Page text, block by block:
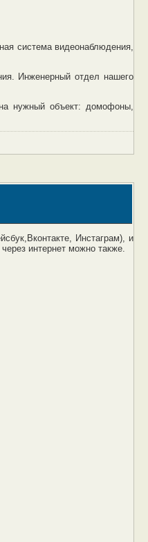
система видеонаблюдения,
Инженерный отдел нашего
нужный объект: домофоны,
Инстаграм), и
интернет можно также.